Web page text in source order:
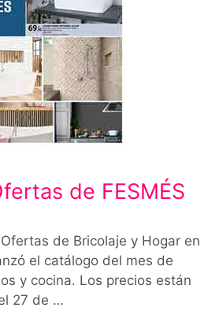
de FESMÉS
de Bricolaje y Hogar en
el catálogo del mes de
y cocina. Los precios están
27 de …